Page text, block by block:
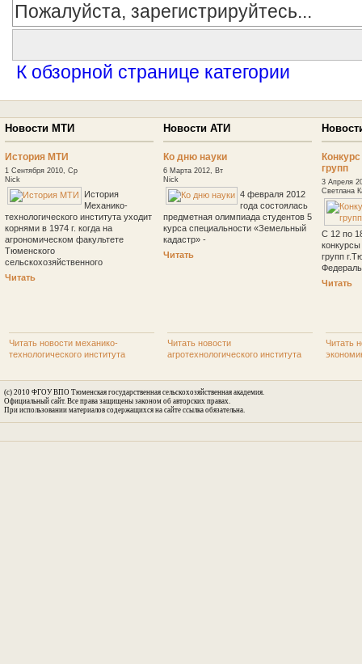
Пожалуйста, зарегистрируйтесь...
К обзорной странице категории
Новости МТИ
История МТИ
1 Сентября 2010, Ср
Nick
История
Механико-
технологического института уходит
корнями в 1974 г. когда на
агрономическом факультете
Тюменского
сельскохозяйственного
Читать
Новости АТИ
Ко дню науки
6 Марта 2012, Вт
Nick
4 февраля 2012
года состоялась
предметная олимпиада студентов 5
курса специальности «Земельный
кадастр» -
Читать
групп
3 Апреля
Светлана
С 12 по
групп
Читать
Читать новости механико-
технологического института
Читать новости
агротехнологического института
Читать
(c) 2010 ФГОУ ВПО Тюменская государственная сельскохозяйственная академия.
Официальный сайт. Все права защищены законом об авторских правах.
При использовании материалов содержащихся на сайте ссылка обязательна.